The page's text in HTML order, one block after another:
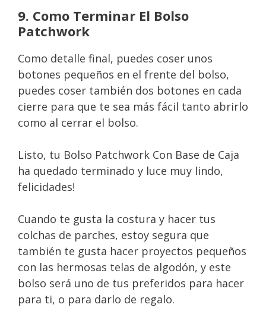
9. Como Terminar El Bolso
Patchwork
Como detalle final, puedes coser unos
botones pequeños en el frente del bolso,
puedes coser también dos botones en cada
cierre para que te sea más fácil tanto abrirlo
como al cerrar el bolso.
Listo, tu Bolso Patchwork Con Base de Caja
ha quedado terminado y luce muy lindo,
felicidades!
Cuando te gusta la costura y hacer tus
colchas de parches, estoy segura que
también te gusta hacer proyectos pequeños
con las hermosas telas de algodón, y este
bolso será uno de tus preferidos para hacer
para ti, o para darlo de regalo.